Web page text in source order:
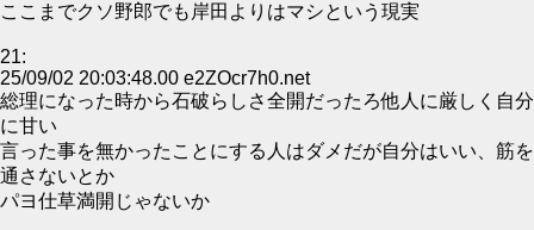
ここまでクソ野郎でも岸田よりはマシという現実
21:
25/09/02 20:03:48.00 e2ZOcr7h0.net
総理になった時から石破らしさ全開だったろ他人に厳しく自分
に甘い
言った事を無かったことにする人はダメだが自分はいい、筋を
通さないとか
パヨ仕草満開じゃないか